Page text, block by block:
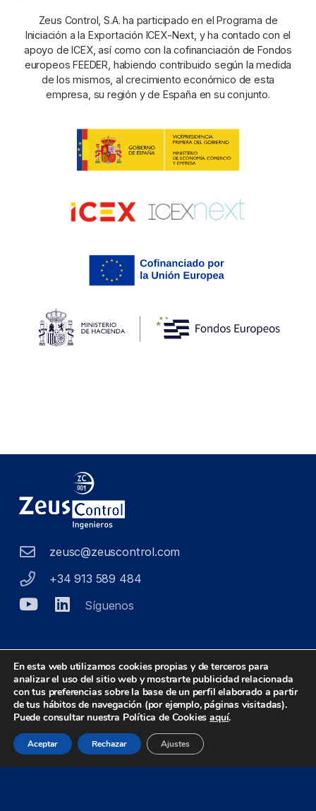
Zeus Control, S.A. ha participado en el Programa de
Iniciación a la Exportación ICEX-Next, y ha contado con el
apoyo de ICEX, así como con la cofinanciación de Fondos
europeos FEEDER, habiendo contribuido según la medida
de los mismos, al crecimiento económico de esta
empresa, su región y de España en su conjunto.
zeusc@zeuscontrol.com
+34 913 589 484
Síguenos
MADRID
Isabel Colbrand, 10 · Edificio Alfa III
Oficinas 153-154-155-156 · Talleres naves 28-
29
E28050 Madrid · España
En esta web utilizamos cookies propias y de terceros para
analizar el uso del sitio web y mostrarte publicidad relacionada
con tus preferencias sobre la base de un perfil elaborado a partir
de tus hábitos de navegación (por ejemplo, páginas visitadas).
Puede consultar nuestra Política de Cookiesaquí.
Aceptar Rechazar Ajustes